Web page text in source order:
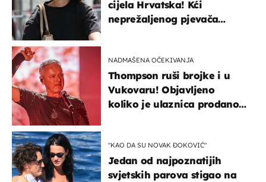
cijela Hrvatska! Kći
neprežaljenog pjevača
NADMAŠENA OČEKIVANJA
Thompson ruši brojke i u
Vukovaru! Objavljeno
koliko je ulaznica prodano
"KAO DA SU NOVAK ĐOKOVIĆ"
Jedan od najpoznatijih
svjetskih parova stigao na